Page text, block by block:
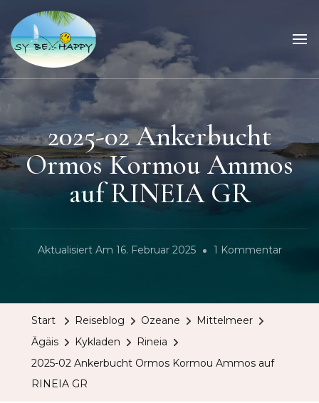
Sailing Be Happy
ein Traum wird wahr
2025-02 Ankerbucht
Ormos Kormou Ammos
auf RINEIA GR
Aktualisiert Am 16. Februar 2025 1 KommentarZu
Start Reiseblog Ozeane
Mittelmeer
Ägäis
Kykladen
Rineia
2025-02 Ankerbucht Ormos Kormou Ammos auf
RINEIA GR